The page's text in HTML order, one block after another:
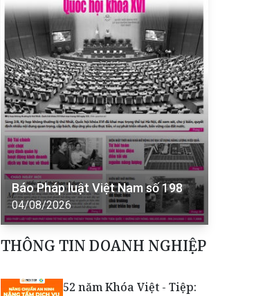
Báo Pháp luật Việt Nam số 198
04/08/2026
THÔNG TIN DOANH NGHIỆP
52 năm Khóa Việt - Tiệp: